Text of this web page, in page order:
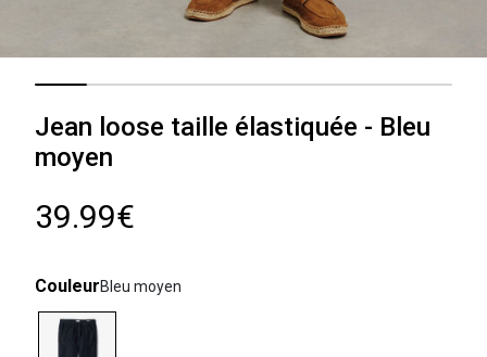
Jean loose taille élastiquée - Bleu
moyen
39.99€
CouleurBleu moyen